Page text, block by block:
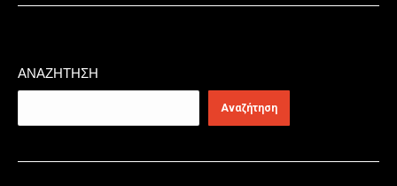
ΑΝΑΖΉΤΗΣΗ
Αναζήτηση